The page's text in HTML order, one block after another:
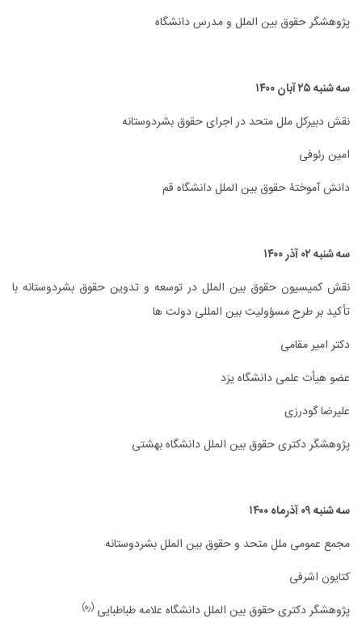
پژوهشگر حقوق بین الملل و مدرس دانشگاه
سه شنبه ۲۵ آبان ۱۴۰۰
نقش دبیرکل ملل متحد در اجرای حقوق بشردوستانه
امین رئوفی
دانش آموختۀ حقوق بین الملل دانشگاه قم
سه شنبه ۰۲ آذر ۱۴۰۰
نقش کمیسیون حقوق بین الملل در توسعه و تدوین حقوق بشردوستانه با
تأکید بر طرح مسؤولیت بین المللی دولت ها
دکتر امیر مقامی
عضو هیأت علمی دانشگاه یزد
علیرضا گودرزی
پژوهشگر دکتری حقوق بین الملل دانشگاه بهشتی
سه شنبه ۰۹ آذرماه ۱۴۰۰
مجمع عمومی ملل متحد و حقوق بین الملل بشردوستانه
کتایون اشرفی
پژوهشگر دکتری حقوق بین الملل دانشگاه علامه طباطبایی (ره)